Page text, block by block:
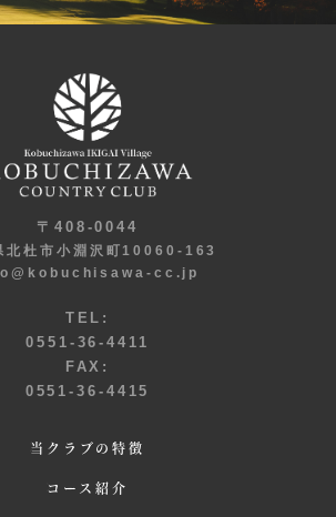
〒408-0044
北杜市小淵沢町10060-163
cc.jp
TEL:
0551-36-4411
FAX:
0551-36-4415
当クラブの特徴
コース紹介